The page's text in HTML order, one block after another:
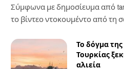
Σύμφωνα με δημοσίευμα από
το βίντεο ντοκουμέντο από
Το δόγμα της
Τουρκίας
αλιεία